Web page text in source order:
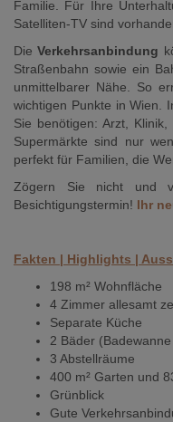
Familie. Für Ihre
Satelliten-TV sind
DieVerkehrsanbindung
Straßenbahn sowie ein
unmittelbarer Nähe. So
wichtigen Punkte in Wien.
Sie benötigen: Arzt,
Supermärkte sind nur
perfekt für Familien, die
Zögern Sie nicht und
Besichtigungstermin! Ihr
Fakten | Highlights |
198 m² Wohnfläche
4 Zimmer allesamt
Separate Küche
2 Bäder
3 Abstellräume
400 m² Garten und
Grünblick
Gute